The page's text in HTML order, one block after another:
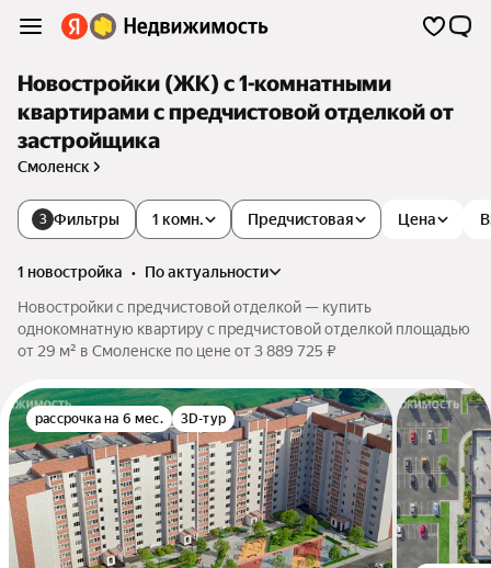
Новостройки (ЖК) с 1-комнатными
квартирами с предчистовой отделкой от
застройщика
Смоленск
3 Фильтры Цена
1 комн. Предчистовая
1 новостройка •
по актуальности
Новостройки с предчистовой отделкой — купить
однокомнатную квартиру с предчистовой отделкой площадью
от 29 м² в Смоленске по цене от 3 889 725 ₽
рассрочка на 6 мес. 3D-тур